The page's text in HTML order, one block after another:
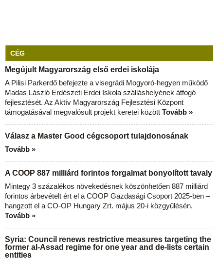
CÉG
Megújult Magyarország első erdei iskolája
A Pilisi Parkerdő befejezte a visegrádi Mogyoró-hegyen működő
Madas László Erdészeti Erdei Iskola szálláshelyének átfogó
fejlesztését. Az Aktív Magyarország Fejlesztési Központ
támogatásával megvalósult projekt keretei között Tovább »
Válasz a Master Good cégcsoport tulajdonosának
Tovább »
A COOP 887 milliárd forintos forgalmat bonyolított tavaly
Mintegy 3 százalékos növekedésnek köszönhetően 887 milliárd
forintos árbevételt ért el a COOP Gazdasági Csoport 2025-ben –
hangzott el a CO-OP Hungary Zrt. május 20-i közgyűlésén.
Tovább »
Syria: Council renews restrictive measures targeting the
former al-Assad regime for one year and de-lists certain
entities